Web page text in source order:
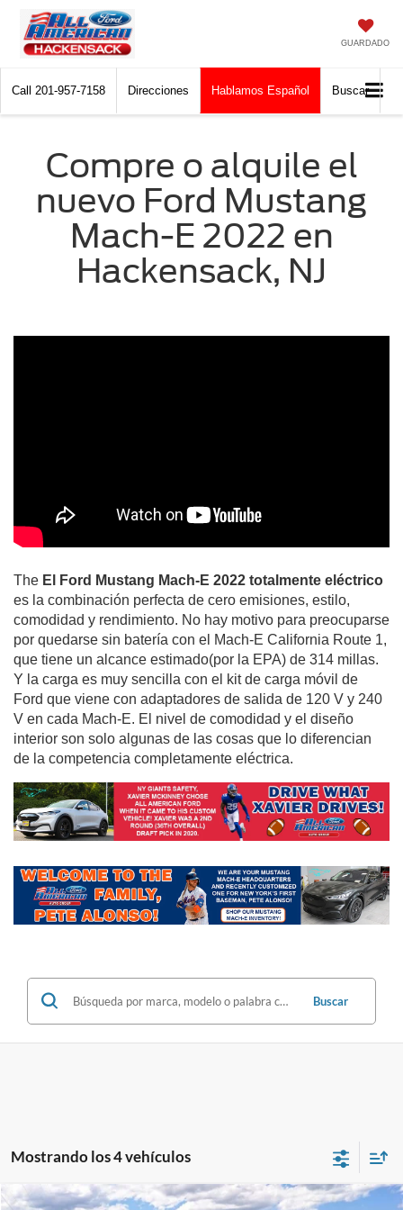
GUARDADO
Call 201-957-7158 Direcciones Hablamos Español Buscar
Compre o alquile el
nuevo Ford Mustang
Mach-E 2022 en
Hackensack, NJ
The El Ford Mustang Mach-E 2022 totalmente eléctrico
es la combinación perfecta de cero emisiones, estilo,
comodidad y rendimiento. No hay motivo para preocuparse
por quedarse sin batería con el Mach-E California Route 1,
que tiene un alcance estimado(por la EPA) de 314 millas.
Y la carga es muy sencilla con el kit de carga móvil de
Ford que viene con adaptadores de salida de 120 V y 240
V en cada Mach-E. El nivel de comodidad y el diseño
interior son solo algunas de las cosas que lo diferencian
de la competencia completamente eléctrica.
Buscar
Mostrando los 4 vehículos